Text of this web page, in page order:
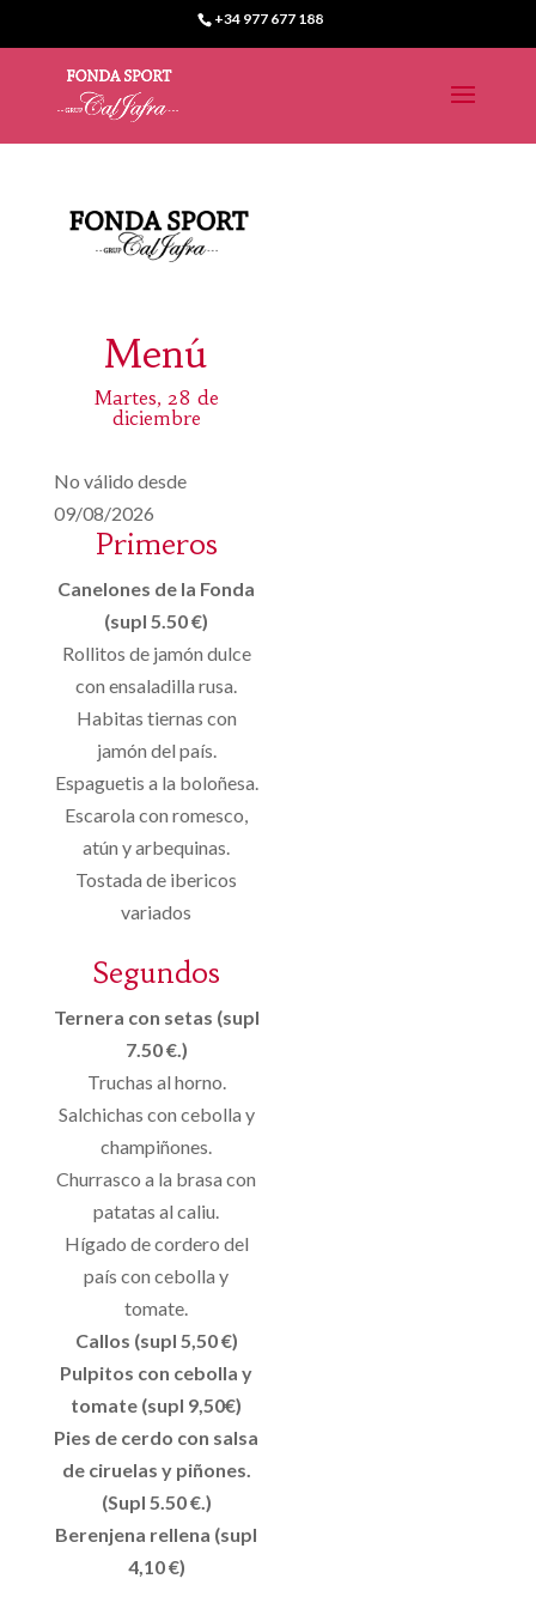
+34 977 677 188
Menú
Martes, 28 de
diciembre
No válido desde
09/08/2026
Primeros
Canelones de la Fonda
(supl 5.50 €)
Rollitos de jamón dulce
con ensaladilla rusa.
Habitas tiernas con
jamón del país.
Espaguetis a la boloñesa.
Escarola con romesco,
atún y arbequinas.
Tostada de ibericos
variados
Segundos
Ternera con setas (supl
7.50 €.)
Truchas al horno.
Salchichas con cebolla y
champiñones.
Churrasco a la brasa con
patatas al caliu.
Hígado de cordero del
país con cebolla y
tomate.
Callos (supl 5,50 €)
Pulpitos con cebolla y
tomate (supl 9,50€)
Pies de cerdo con salsa
de ciruelas y piñones.
(Supl 5.50 €.)
Berenjena rellena (supl
4,10 €)